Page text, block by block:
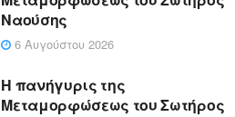
Ναούσης
6 Αυγούστου 2026
Η πανήγυρις της
Μεταμορφώσεως του Σωτήρος